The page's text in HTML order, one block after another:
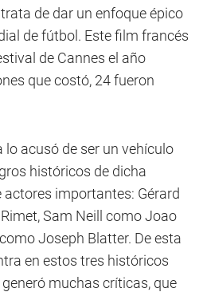
trata de dar un enfoque épico
de fútbol. Este film francés
de Cannes el año
que costó, 24 fueron
acusó de ser un vehículo
históricos de dicha
importantes: Gérard
Sam Neill como Joao
Joseph Blatter. De esta
en estos tres históricos
muchas críticas, que